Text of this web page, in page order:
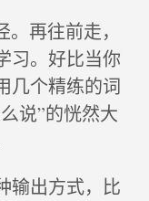
再往前走，
。好比当你
几个精练的词
说”的恍然大
输出方式，比